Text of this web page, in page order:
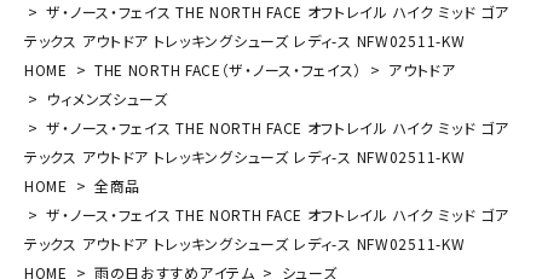
ザ・ノース・フェイス THE NORTH FACE オフトレイル ハイク ミッド ゴア
テックス アウトドア トレッキングシューズ レディ-ス NFW02511-KW
HOME
THE NORTH FACE（ザ・ノース・フェイス）
アウトドア
ウィメンズシューズ
ザ・ノース・フェイス THE NORTH FACE オフトレイル ハイク ミッド ゴア
テックス アウトドア トレッキングシューズ レディ-ス NFW02511-KW
HOME
全商品
ザ・ノース・フェイス THE NORTH FACE オフトレイル ハイク ミッド ゴア
テックス アウトドア トレッキングシューズ レディ-ス NFW02511-KW
HOME
雨の日おすすめアイテム
シューズ